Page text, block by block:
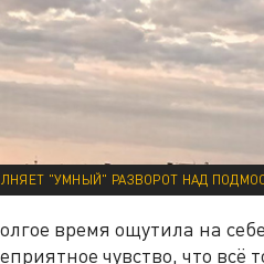
"УМНЫЙ" РАЗВОРОТ НАД
время ощутила на
чувство, что всё